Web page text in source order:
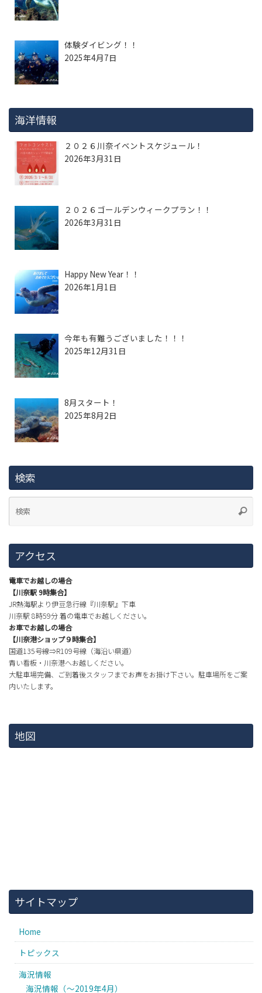
体験ダイビング！！
2025年4月7日
海洋情報
２０２６川奈イベントスケジュール！
2026年3月31日
２０２６ゴールデンウィークプラン！！
2026年3月31日
Happy New Year！！
2026年1月1日
今年も有難うございました！！！
2025年12月31日
8月スタート！
2025年8月2日
検索
アクセス
電車でお越しの場合
【川奈駅 9時集合】
JR熱海駅より伊豆急行線『川奈駅』下車
川奈駅 8時59分 着の電車でお越しください。
お車でお越しの場合
【川奈港ショップ９時集合】
国道135号線⇒R109号線（海沿い県道）
青い看板・川奈港へお越しください。
大駐車場完備、ご到着後スタッフまでお声をお掛け下さい。駐車場所をご案
内いたします。
地図
サイトマップ
Home
トピックス
海況情報
海況情報（〜2019年4月）